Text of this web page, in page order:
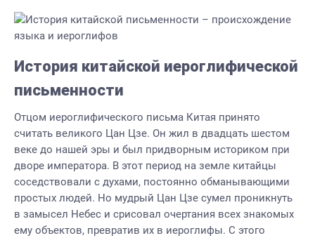
История китайской иероглифической
письменности
Отцом иероглифического письма Китая принято
считать великого Цан Цзе. Он жил в двадцать шестом
веке до нашей эры и был придворным историком при
дворе императора. В этот период на земле китайцы
соседствовали с духами, постоянно обманывающими
простых людей. Но мудрый Цан Цзе сумел проникнуть
в замысел Небес и срисовал очертания всех знакомых
ему объектов, превратив их в иероглифы. С этого